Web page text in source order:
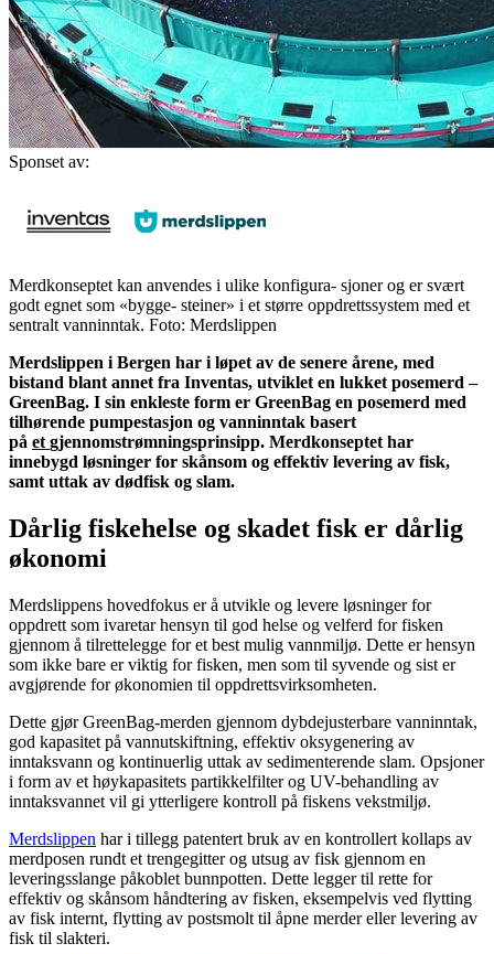
Sponset av:
Merdkonseptet kan anvendes i ulike konfigura- sjoner og er svært
godt egnet som «bygge- steiner» i et større oppdrettssystem med et
sentralt vanninntak. Foto: Merdslippen
Merdslippen i Bergen har i løpet av de senere årene, med
bistand blant annet fra Inventas, utviklet en lukket posemerd –
GreenBag. I sin enkleste form er GreenBag en posemerd med
tilhørende pumpestasjon og vanninntak basert
på et gjennomstrømningsprinsipp. Merdkonseptet har
innebygd løsninger for skånsom og effektiv levering av fisk,
samt uttak av dødfisk og slam.
Dårlig fiskehelse og skadet fisk er dårlig
økonomi
Merdslippens hovedfokus er å utvikle og levere løsninger for
oppdrett som ivaretar hensyn til god helse og velferd for fisken
gjennom å tilrettelegge for et best mulig vannmiljø. Dette er hensyn
som ikke bare er viktig for fisken, men som til syvende og sist er
avgjørende for økonomien til oppdrettsvirksomheten.
Dette gjør GreenBag-merden gjennom dybdejusterbare vanninntak,
god kapasitet på vannutskiftning, effektiv oksygenering av
inntaksvann og kontinuerlig uttak av sedimenterende slam. Opsjoner
i form av et høykapasitets partikkelfilter og UV-behandling av
inntaksvannet vil gi ytterligere kontroll på fiskens vekstmiljø.
Merdslippen har i tillegg patentert bruk av en kontrollert kollaps av
merdposen rundt et trengegitter og utsug av fisk gjennom en
leveringsslange påkoblet bunnpotten. Dette legger til rette for
effektiv og skånsom håndtering av fisken, eksempelvis ved flytting
av fisk internt, flytting av postsmolt til åpne merder eller levering av
fisk til slakteri.